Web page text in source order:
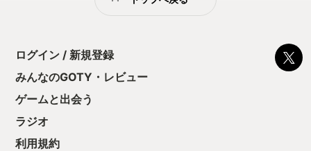
ログイン / 新規登録
みんなのGOTY・レビュー
ゲームと出会う
ラジオ
利用規約